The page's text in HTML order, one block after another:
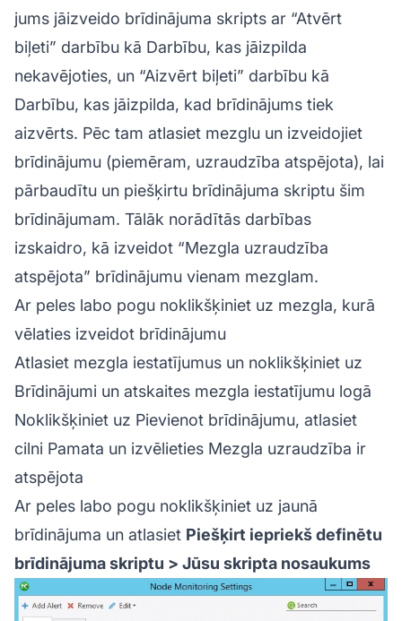
jums jāizveido brīdinājuma skripts ar “Atvērt
biļeti” darbību kā Darbību, kas jāizpilda
nekavējoties, un “Aizvērt biļeti” darbību kā
Darbību, kas jāizpilda, kad brīdinājums tiek
aizvērts. Pēc tam atlasiet mezglu un izveidojiet
brīdinājumu (piemēram, uzraudzība atspējota), lai
pārbaudītu un piešķirtu brīdinājuma skriptu šim
brīdinājumam. Tālāk norādītās darbības
izskaidro, kā izveidot “Mezgla uzraudzība
atspējota” brīdinājumu vienam mezglam.
Ar peles labo pogu noklikšķiniet uz mezgla, kurā
vēlaties izveidot brīdinājumu
Atlasiet mezgla iestatījumus un noklikšķiniet uz
Brīdinājumi un atskaites mezgla iestatījumu logā
Noklikšķiniet uz Pievienot brīdinājumu, atlasiet
cilni Pamata un izvēlieties Mezgla uzraudzība ir
atspējota
Ar peles labo pogu noklikšķiniet uz jaunā
brīdinājuma un atlasiet Piešķirt iepriekš definētu
brīdinājuma skriptu > Jūsu skripta nosaukums